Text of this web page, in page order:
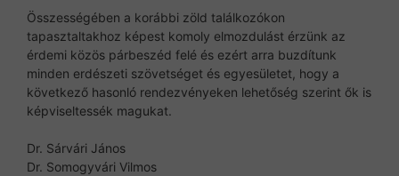
Összességében a korábbi zöld találkozókon
tapasztaltakhoz képest komoly elmozdulást érzünk az
érdemi közös párbeszéd felé és ezért arra buzdítunk
minden erdészeti szövetséget és egyesületet, hogy a
következő hasonló rendezvényeken lehetőség szerint ők is
képviseltessék magukat.
Dr. Sárvári János
Dr. Somogyvári Vilmos